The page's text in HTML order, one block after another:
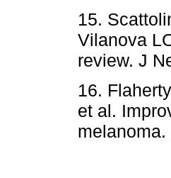
15.
Vilanova
review. J
16.
et al.